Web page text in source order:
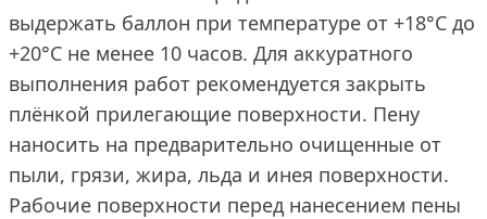
выдержать баллон при температуре от +18°С до
+20°С не менее 10 часов. Для аккуратного
выполнения работ рекомендуется закрыть
плёнкой прилегающие поверхности. Пену
наносить на предварительно очищенные от
пыли, грязи, жира, льда и инея поверхности.
Рабочие поверхности перед нанесением пены